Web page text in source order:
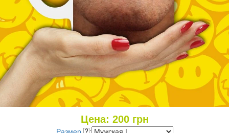
Цена: 200грн